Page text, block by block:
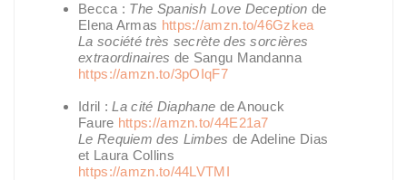
Becca : The Spanish Love Deception de
Elena Armas https://amzn.to/46Gzkea
La société très secrète des sorcières
extraordinaires de Sangu Mandanna
https://amzn.to/3pOIqF7
Idril :La cité Diaphane de Anouck
Faure https://amzn.to/44E21a7
Le Requiem des Limbes de Adeline Dias
et Laura Collins
https://amzn.to/44LVTMI